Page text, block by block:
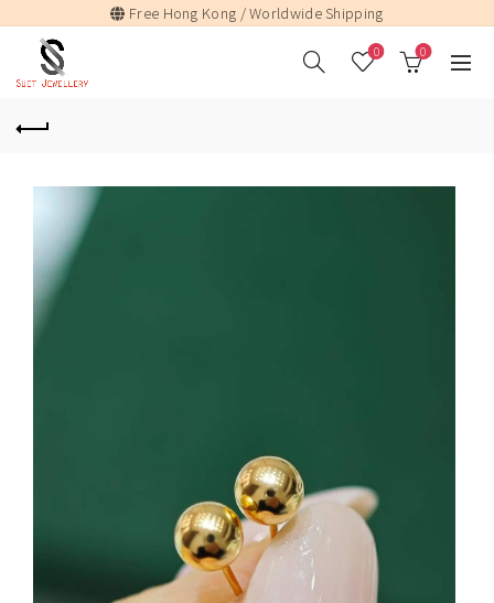
Free Hong Kong / Worldwide Shipping
0 0